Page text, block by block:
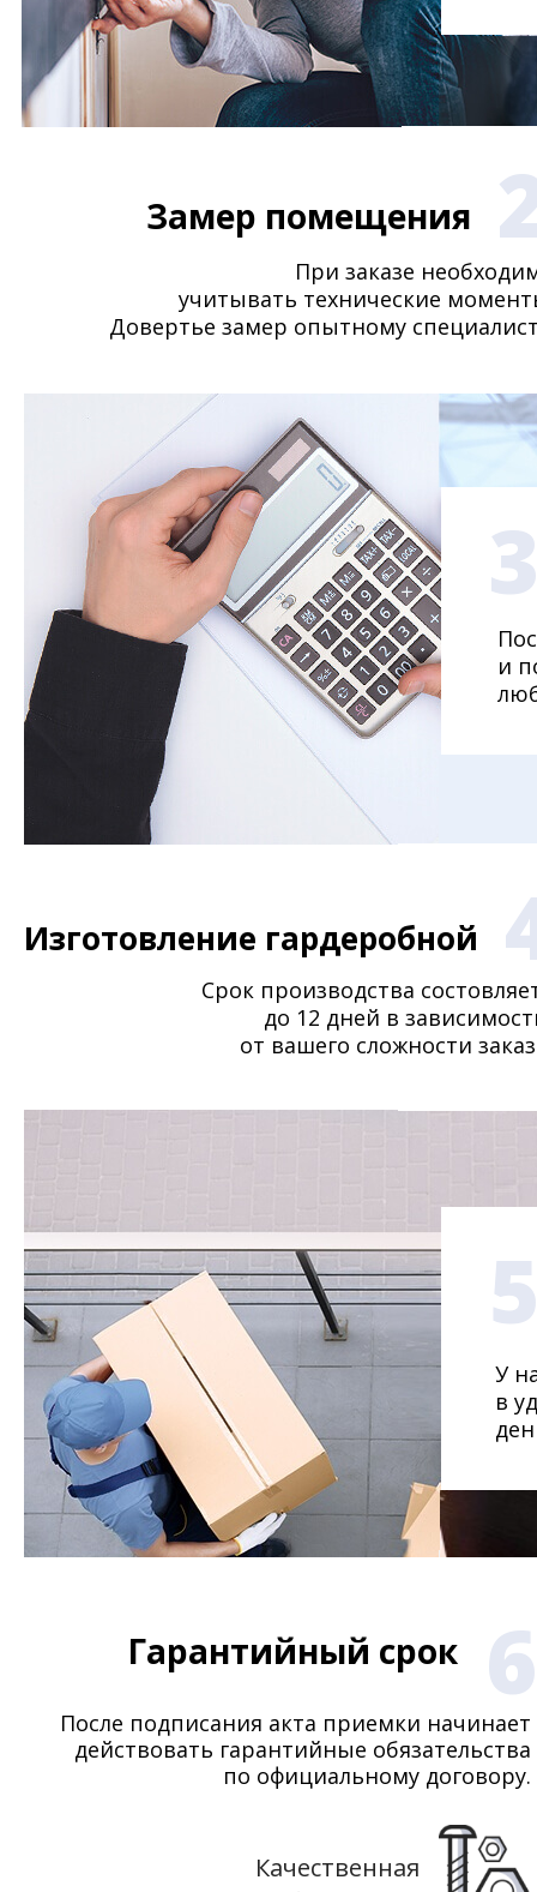
и
Качественная
После подписания акта приемки начинает
действовать гарантийные обязательства
по официальному договору.
Гарантийный срок
У
в
Срок производства
до 12 дней в
от вашего сложности
6
Изготовление гардеробной
При заказе
учитывать технические
Довертье замер опытному
Замер помещения